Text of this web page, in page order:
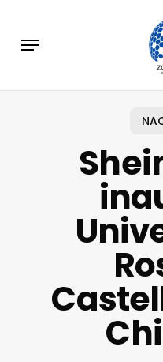
main
Menu